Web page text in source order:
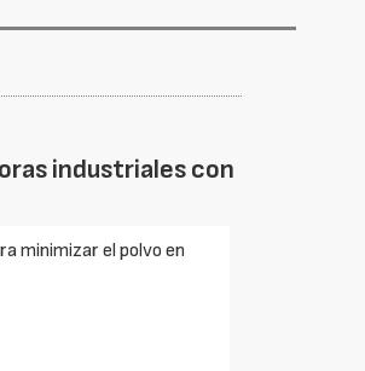
industriales con
minimizar el polvo en